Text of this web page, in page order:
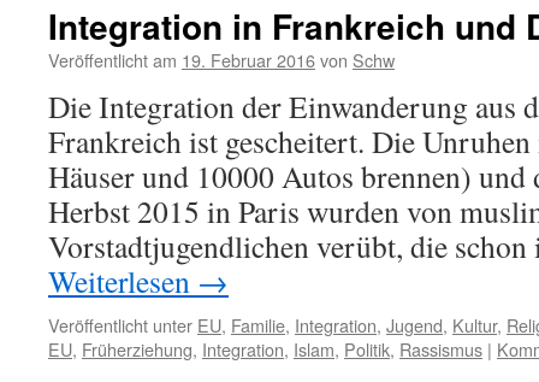
Integration in Frankreich und
Veröffentlicht am 19. Februar 2016von Schw
Die Integration der Einwanderung aus
Frankreich ist gescheitert. Die
Häuser und 10000 Autos brennen) und
Herbst 2015 in Paris wurden von
Vorstadtjugendlichen verübt, die
Weiterlesen →
Veröffentlicht unter EU, Familie, Integration, Jugend, Kultur,
EU, Früherziehung, Integration, Islam, Politik, Rassismus |